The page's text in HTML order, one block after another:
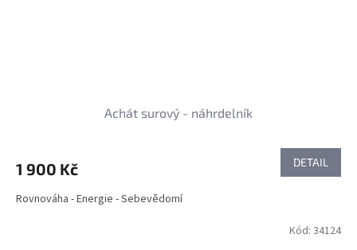
Achát surový - náhrdelník
1 900 Kč DETAIL
Rovnováha - Energie - Sebevědomí
Kód: 34124